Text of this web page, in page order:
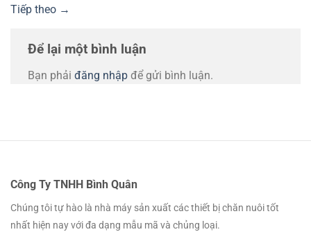
Tiếp theo →
Để lại một bình luận
Bạn phải đăng nhập để gửi bình luận.
Công Ty TNHH Bình Quân
Chúng tôi tự hào là nhà máy sản xuất các thiết bị chăn nuôi tốt
nhất hiện nay với đa dạng mẫu mã và chủng loại.